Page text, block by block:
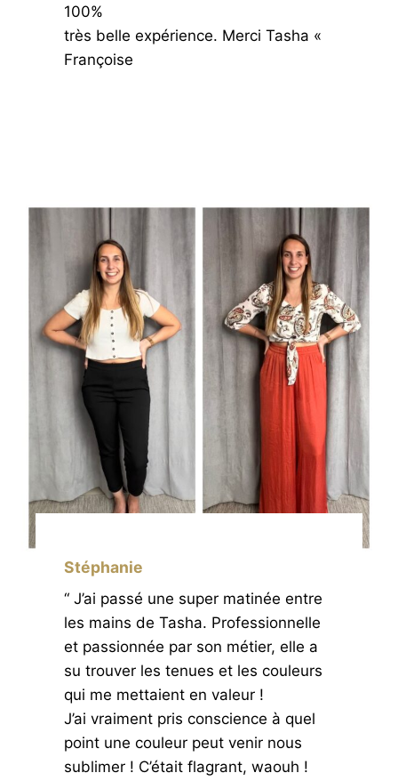
100%
très belle expérience. Merci Tasha «
Françoise
Stéphanie
“ J’ai passé une super matinée entre
les mains de Tasha. Professionnelle
et passionnée par son métier, elle a
su trouver les tenues et les couleurs
qui me mettaient en valeur !
J’ai vraiment pris conscience à quel
point une couleur peut venir nous
sublimer ! C’était flagrant, waouh !